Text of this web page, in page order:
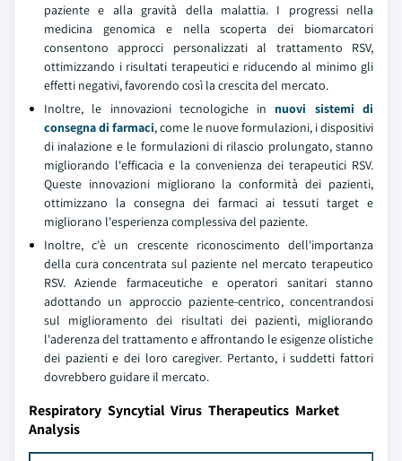
paziente e alla gravità della malattia. I progressi nella
medicina genomica e nella scoperta dei biomarcatori
consentono approcci personalizzati al trattamento RSV,
ottimizzando i risultati terapeutici e riducendo al minimo gli
effetti negativi, favorendo così la crescita del mercato.
Inoltre, le innovazioni tecnologiche in nuovi sistemi di
consegna di farmaci, come le nuove formulazioni, i dispositivi
di inalazione e le formulazioni di rilascio prolungato, stanno
migliorando l'efficacia e la convenienza dei terapeutici RSV.
Queste innovazioni migliorano la conformità dei pazienti,
ottimizzano la consegna dei farmaci ai tessuti target e
migliorano l'esperienza complessiva del paziente.
Inoltre, c'è un crescente riconoscimento dell'importanza
della cura concentrata sul paziente nel mercato terapeutico
RSV. Aziende farmaceutiche e operatori sanitari stanno
adottando un approccio paziente-centrico, concentrandosi
sul miglioramento dei risultati dei pazienti, migliorando
l'aderenza del trattamento e affrontando le esigenze olistiche
dei pazienti e dei loro caregiver. Pertanto, i suddetti fattori
dovrebbero guidare il mercato.
Respiratory Syncytial Virus Therapeutics Market
Analysis